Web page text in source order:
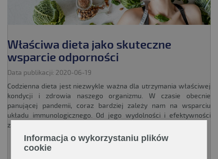
Właściwa dieta jako skuteczne
wsparcie odporności
Data publikacji: 2020-06-19
Codzienna dieta jest niezwykle ważna dla utrzymania właściwej
kondycji i zdrowia naszego organizmu. W czasie obecnie
panującej pandemii, coraz bardziej zależy nam na wsparciu
układu immunologicznego. Od jego wydolności i efektywności
zależy zwalczanie wszelkich infekcji, a w szczególności tych...
Informacja o wykorzystaniu plików
cookie